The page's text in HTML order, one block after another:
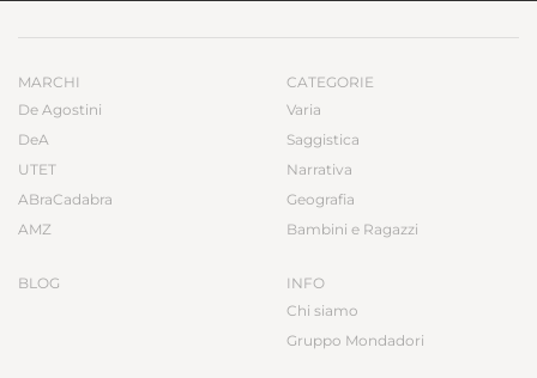
MARCHI
De Agostini
DeA
UTET
ABraCadabra
AMZ
BLOG
CATEGORIE
Varia
Saggistica
Narrativa
Geografia
Bambini e Ragazzi
INFO
Chi siamo
Gruppo Mondadori